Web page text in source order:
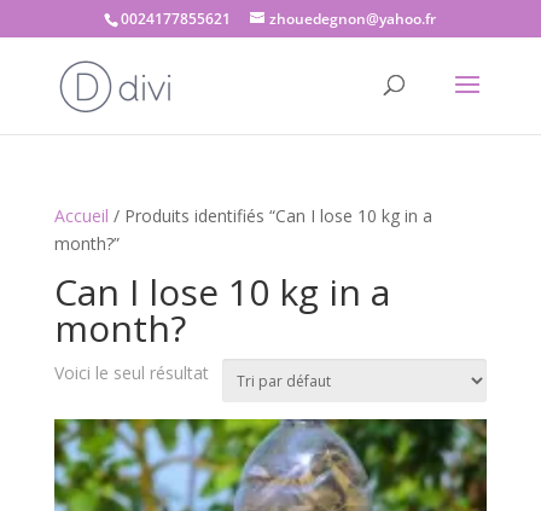
0024177855621 zhouedegnon@yahoo.fr
Accueil / Produits identifiés “Can I lose 10 kg in a
month?”
Can I lose 10 kg in a
month?
Voici le seul résultat